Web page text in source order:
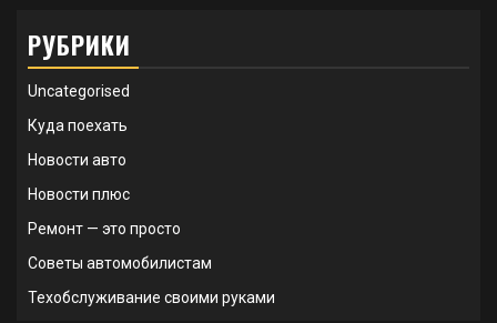
РУБРИКИ
Uncategorised
Куда поехать
Новости авто
Новости плюс
Ремонт — это просто
Советы автомобилистам
Техобслуживание своими руками